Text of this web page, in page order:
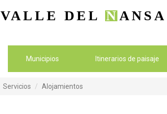
VALLE DEL NANSA
Municipios Itinerarios de paisaje
Servicios Alojamientos